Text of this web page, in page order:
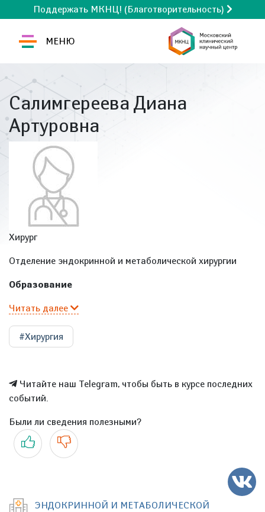
Поддержать МКНЦ! (Благотворительность)
МЕНЮ
Салимгереева Диана
Артуровна
Хирург
Отделение эндокринной и метаболической хирургии
Образование
Читать далее
#Хирургия
Читайте наш Telegram, чтобы быть в курсе последних
событий.
Были ли сведения полезными?
Да Нет
ЭНДОКРИННОЙ И МЕТАБОЛИЧЕСКОЙ